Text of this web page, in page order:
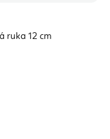
ruka 12 cm